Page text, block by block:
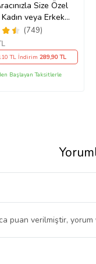
Size Özel
veya Erkek
Karikatür Biblo ,
Hediyesi,
Rent A Car
(749)
TL İndirim 289,90 TL
Başlayan Taksitlerle
puan verilmiştir, yorum